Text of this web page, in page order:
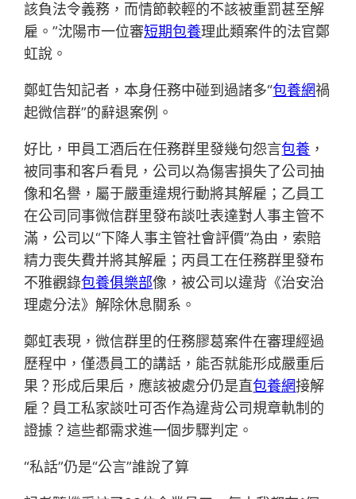
該負法令義務，而情節較輕的不該被重罰甚至解
雇。”沈陽市一位審短期包養理此類案件的法官鄭
虹說。
鄭虹告知記者，本身任務中碰到過諸多“包養網禍
起微信群”的辭退案例。
好比，甲員工酒后在任務群里發幾句怨言包養 ，
被同事和客戶看見，公司以為傷害損失了公司抽
像和名譽，屬于嚴重違規行動將其解雇；乙員工
在公司同事微信群里發布談吐表達對人事主管不
滿，公司以“下降人事主管社會評價”為由，索賠
精力喪失費并將其解雇；丙員工在任務群里發布
不雅觀錄包養俱樂部像，被公司以違背《治安治
理處分法》解除休息關系。
鄭虹表現，微信群里的任務膠葛案件在審理經過
歷程中，僅憑員工的講話，能否就能形成嚴重后
果？形成后果后，應該被處分仍是直包養網接解
雇？員工私家談吐可否作為違背公司規章軌制的
證據？這些都需求進一個步驟判定。
“私話”仍是“公言”誰說了算